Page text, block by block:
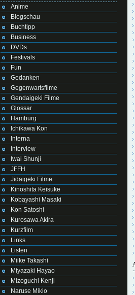
Anime
Blogschau
Buchtipp
Business
DVDs
Festivals
Fun
Gedanken
Gegenwartsfilme
Gendaigeki Filme
Glossar
Hamburg
Ichikawa Kon
Interna
Interview
Iwai Shunji
JFFH
Jidaigeki Filme
Kinoshita Keisuke
Kobayashi Masaki
Kon Satoshi
Kurosawa Akira
Kurzfilm
Links
Listen
Miike Takashi
Miyazaki Hayao
Mizoguchi Kenji
Naruse Mikio